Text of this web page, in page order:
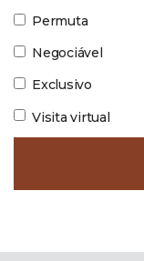
Permuta
Negociável
Exclusivo
Visita virtual